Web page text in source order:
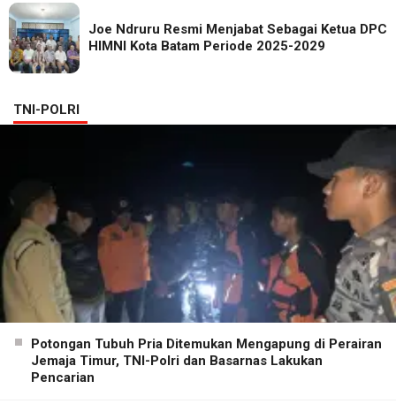
Joe Ndruru Resmi Menjabat Sebagai Ketua DPC
HIMNI Kota Batam Periode 2025-2029
TNI-POLRI
Potongan Tubuh Pria Ditemukan Mengapung di Perairan
Jemaja Timur, TNI-Polri dan Basarnas Lakukan
Pencarian